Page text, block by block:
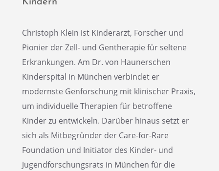
Kindern
Chris­toph Klein ist Kinder­arzt, Forscher und
Pionier der Zell- und Genthe­ra­pie für seltene
Erkran­kun­gen. Am Dr. von Hauner­schen
Kinder­spi­tal in München verbin­det er
modernste Genfor­schung mit klini­scher Praxis,
um indivi­du­elle Thera­pien für betrof­fene
Kinder zu entwi­ckeln. Darüber hinaus setzt er
sich als Mitbe­grün­der der Care-for-Rare
Founda­tion und Initia­tor des Kinder- und
Jugend­for­schungs­rats in München für die